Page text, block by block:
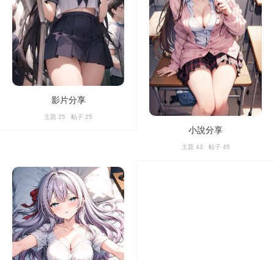
影片分享
主題 25 帖子 25
小說分享
主題 43 帖子 45